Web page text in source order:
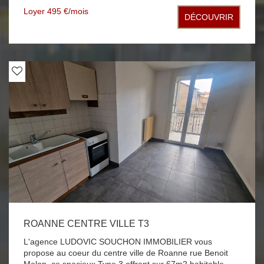
bains, un WC, une chaufferie buanderie chauffage
individuel au gaz de ville fenêtre bois double vitrage A
Loyer 495 €/mois
DÉCOUVRIR
ROANNE CENTRE VILLE T3
L'agence LUDOVIC SOUCHON IMMOBILIER vous
propose au coeur du centre ville de Roanne rue Benoit